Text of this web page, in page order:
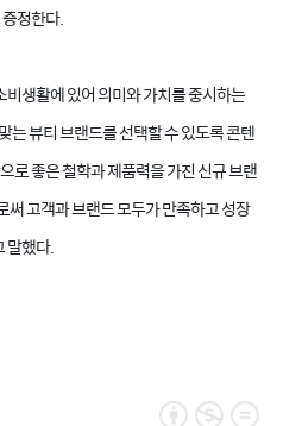
정한다.
생활에 있어 의미와 가치를 중시하는
는 뷰티 브랜드를 선택할 수 있도록 콘텐
로 좋은 철학과 제품력을 가진 신규 브랜
고객과 브랜드 모두가 만족하고 성장
말했다.